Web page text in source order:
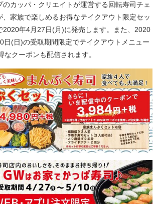
カッパ・クリエイトが運営する回転寿司チェ
、家族で楽しめるお得なテイクアウト限定セッ
2020年4月27日(月)に発売します。また、2020
日(日)の受取期間限定でテイクアウトメニュー
クーポンも配信されます。